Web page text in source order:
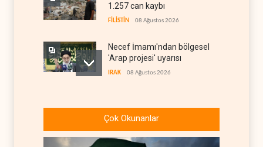
1.257 can kaybı
FİLİSTİN 08 Ağustos 2026
Necef İmamı'ndan bölgesel
'Arap projesi' uyarısı
IRAK 08 Ağustos 2026
da yetmedi: Hürmüz’de
gemi vuruldu
Çok Okunanlar